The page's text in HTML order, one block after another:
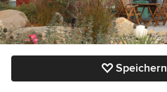
Speichern